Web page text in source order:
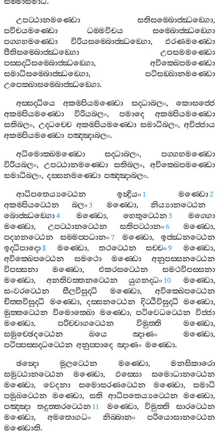
උපට‍්ඨානමණ‍්ඩො
සතිසම‍්බොජ‍්ඣඞ‍්ගො,
පවිචයමණ‍්ඩො
ධම‍්මවිචය
සම‍්බොජ‍්ඣඞ‍්ගො
පග‍්ගහමණ‍්ඩො
විරියසම‍්බොජ‍්ඣඞ‍්ගො, ඵරණමණ‍්ඩො
පීතිසම‍්බොජ‍්ඣඞ‍්ගො
උපසමමණ‍්ඩො
පස‍්සද‍්ධිසම‍්බොජ‍්ඣඞ‍්ගො, අවික‍්ඛෙපමණ‍්ඩො
සමාධිසම‍්බොජ‍්ඣඞ‍්ගො, පටිසඞ‍්ඛානමණ‍්ඩො
උපෙක‍්ඛාසම‍්බොජ‍්ඣඞ‍්ගො.
අස‍්සද‍්ධියෙ
අකම‍්පියමණ‍්ඩො සද‍්ධාබලං,කොසජ‍්ජෙ
අකම‍්පියමණ‍්ඩො
විරියබලං, පමාදෙ
අකම‍්පියමණ‍්ඩො
සතිබලං,උද‍්ධච‍්චෙ අකම‍්පියමණ‍්ඩො සමාධිබලං, අවිජ‍්ජාය
අකම‍්පියමණ‍්ඩො පඤ‍්ඤාබලං.
අධිමොක‍්ඛමණ‍්ඩො
සද‍්ධාබලං, පග‍්ගහමණ‍්ඩො
විරියබලං,උපට‍්ඨානමණ‍්ඩො සතිබලං,අවික‍්ඛෙපමණ‍්ඩො
සමාධිබලං, දස‍්සනමණ‍්ඩො පඤ‍්ඤාබලං.
ආධිපතෙය්‍යට‍්ඨෙන
ඉන්‍ද්‍රියං 1 මණ‍්ඩො2
අකම‍්පියට‍්ඨෙන බලං3 මණ‍්ඩො,නිය්‍යානට‍්ඨෙන
බොජ‍්ඣඞ‍්ගො4 මණ‍්ඩො, හෙතුට‍්ඨෙන 5
මග‍්ගො
මණ‍්ඩො,උපට‍්ඨානට‍්ඨෙන සතිපට‍්ඨානං6 මණ‍්ඩො,
පදහනට‍්ඨෙන
සම‍්මප‍්පධානං7 මණ‍්ඩො,ඉජ‍්ඣනට‍්ඨෙන
ඉද‍්ධිපාදො 8 මණ‍්ඩො, තථට‍්ඨෙන සච‍්චං9 මණ‍්ඩො,
අවික‍්ඛෙපට‍්ඨෙන
සමථො මණ‍්ඩො
අනුපස‍්සනට‍්ඨෙන
විපස‍්සනා
මණ‍්ඩො, එකරසට‍්ඨෙන
සමථවිපස‍්සනා
මණ‍්ඩො, අනතිවත‍්තනට‍්ඨෙන යුගනද‍්ධං 10 මණ‍්ඩො,
සංවරට‍්ඨෙන
සීලවිසුද‍්ධි මණ‍්ඩො,අවික‍්ඛෙපට‍්ඨෙන
චිත‍්තවිසුද‍්ධි
මණ‍්ඩො, දස‍්සනට‍්ඨෙන දිට‍්ඨිවිසුද‍්ධි මණ‍්ඩො,
මුත‍්තට‍්ඨෙන විමොක‍්ඛො මණ‍්ඩො,පටිවෙධට‍්ඨෙන විජ‍්ජා
මණ‍්ඩො,පරිච‍්චාගට‍්ඨෙන විමුත‍්ති මණ‍්ඩො,
සමුච‍්ඡෙදට‍්ඨෙන
ඛයෙ ඤාණං මණ‍්ඩො,
පටිප‍්පස‍්සද‍්ධට‍්ඨෙන අනුප‍්පාදෙ ඤාණං මණ‍්ඩො.
ඡන්‍දො
මූලට‍්ඨෙන මණ‍්ඩො,මනසිකාරො
සමුට‍්ඨානට‍්ඨෙන
මණ‍්ඩො, ඵස‍්සො
සමොධානට‍්ඨෙන
මණ‍්ඩො,වෙදනා සමොසරණට‍්ඨෙන මණ‍්ඩො, සමාධි
පමුඛට‍්ඨෙන
මණ‍්ඩො, සති ආධිපතෙය්‍යට‍්ඨෙන මණ‍්ඩො,
පඤ‍්ඤා
තදුත‍්තරට‍්ඨෙන 11 මණ‍්ඩො,විමුත‍්ති
සාරට‍්ඨෙන
මණ‍්ඩො, අමතොගධං නිබ‍්බානං
පරියොසානට‍්ඨෙන
මණ‍්ඩොති.